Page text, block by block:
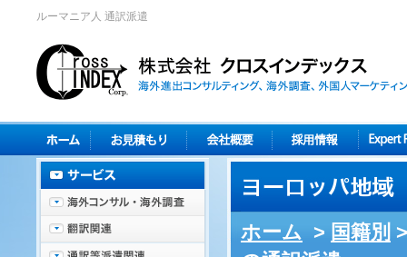
ルーマニア人 通訳派遣
ホーム > 国籍別